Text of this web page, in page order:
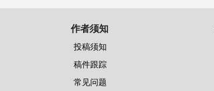
作者须知
投稿须知
稿件跟踪
常见问题